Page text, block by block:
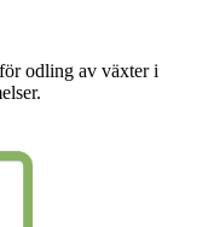
odling av växter i